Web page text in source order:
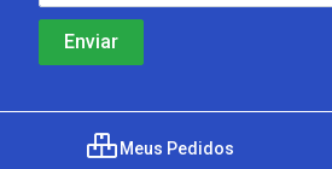
Meus Pedidos